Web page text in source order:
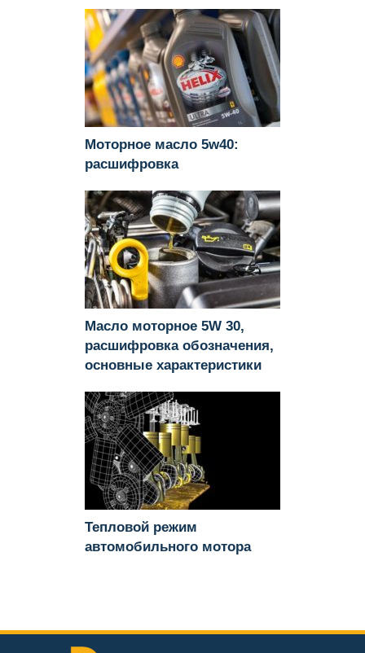
Моторное масло 5w40:
расшифровка
Масло моторное 5W 30,
расшифровка обозначения,
основные характеристики
Тепловой режим
автомобильного мотора